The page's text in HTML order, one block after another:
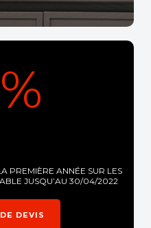
PREMIÈRE ANNÉE SUR LES
JUSQU’AU 30/04/2022
DEVIS